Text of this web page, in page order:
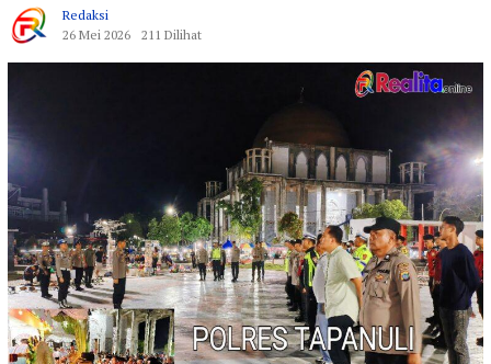
Redaksi
26 Mei 2026
211 Dilihat